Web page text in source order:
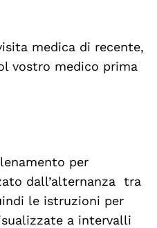
medica di recente,
vostro medico prima
per
dall’alternanza tra
le istruzioni per
a intervalli